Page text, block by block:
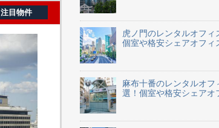
注目物件
虎ノ門のレンタルオフィ
個室や格安シェアオフィ
麻布十番のレンタルオフ
選！個室や格安シェアオ